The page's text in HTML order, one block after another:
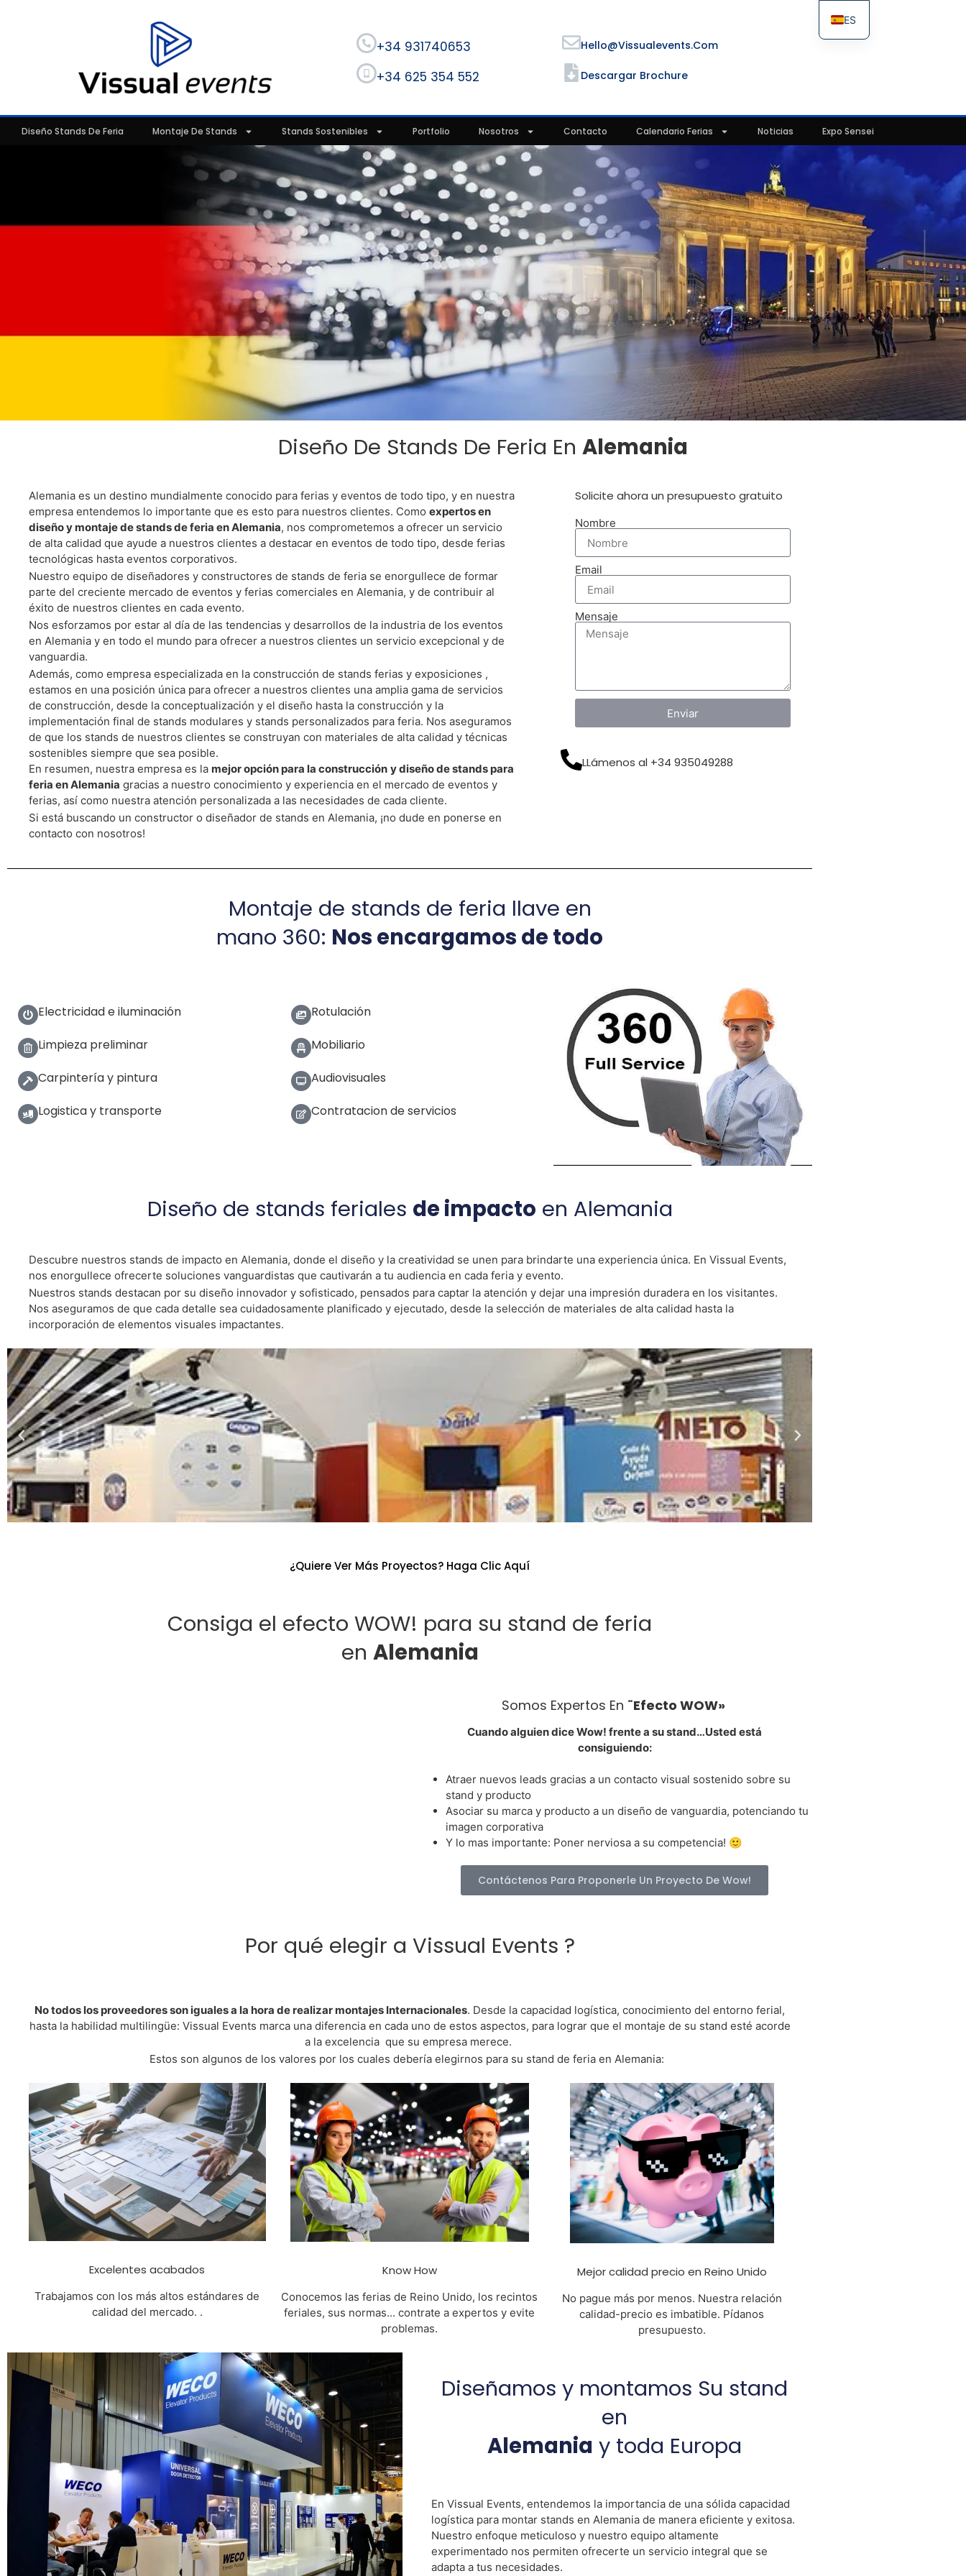
+34 931740653 Hello@vissualevents.com
+34 625 354 552 Descargar Brochure
Diseño Stands De Feria Montaje De Stands Stands Sostenibles Portfolio Nosotros Contacto Calendario Ferias Noticias Expo Sensei
Tiene Una Feria En
Alemania?
Conozca Al Mejor Montador De Stands En
Alemania Para Su Empresa
Cotiza Tu Stand De Forma Gratuita Ahora
Diseño De Stands De Feria En Alemania
Alemania es un destino mundialmente conocido para ferias y eventos de todo tipo, y en nuestra
empresa entendemos lo importante que es esto para nuestros clientes. Como expertos en
diseño y montaje de stands de feria en Alemania, nos comprometemos a ofrecer un servicio
de alta calidad que ayude a nuestros clientes a destacar en eventos de todo tipo, desde ferias
tecnológicas hasta eventos corporativos.
Nuestro equipo de diseñadores y constructores de stands de feria se enorgullece de formar
parte del creciente mercado de eventos y ferias comerciales en Alemania, y de contribuir al
éxito de nuestros clientes en cada evento.
Nos esforzamos por estar al día de las tendencias y desarrollos de la industria de los eventos
en Alemania y en todo el mundo para ofrecer a nuestros clientes un servicio excepcional y de
vanguardia.
Además, como empresa especializada en la construcción de stands ferias y exposiciones ,
estamos en una posición única para ofrecer a nuestros clientes una amplia gama de servicios
de construcción, desde la conceptualización y el diseño hasta la construcción y la
implementación final de stands modulares y stands personalizados para feria. Nos aseguramos
de que los stands de nuestros clientes se construyan con materiales de alta calidad y técnicas
sostenibles siempre que sea posible.
En resumen, nuestra empresa es la mejor opción para la construcción y diseño de stands para
feria en Alemania gracias a nuestro conocimiento y experiencia en el mercado de eventos y
ferias, así como nuestra atención personalizada a las necesidades de cada cliente.
Si está buscando un constructor o diseñador de stands en Alemania, ¡no dude en ponerse en
contacto con nosotros!
Solicite ahora un presupuesto gratuito
Nombre
Email
Mensaje
Enviar
LLámenos al +34 935049288
Montaje de stands de feria llave en
mano 360: Nos encargamos de todo
Electricidad e iluminación
Limpieza preliminar
Carpintería y pintura
Logistica y transporte
Rotulación
Mobiliario
Audiovisuales
Contratacion de servicios
Diseño de stands feriales de impacto en Alemania
Descubre nuestros stands de impacto en Alemania, donde el diseño y la creatividad se unen para brindarte una experiencia única. En Vissual Events,
nos enorgullece ofrecerte soluciones vanguardistas que cautivarán a tu audiencia en cada feria y evento.
Nuestros stands destacan por su diseño innovador y sofisticado, pensados para captar la atención y dejar una impresión duradera en los visitantes.
Nos aseguramos de que cada detalle sea cuidadosamente planificado y ejecutado, desde la selección de materiales de alta calidad hasta la
incorporación de elementos visuales impactantes.
¿Quiere Ver Más Proyectos? Haga Clic Aquí
Consiga el efecto WOW! para su stand de feria
en Alemania
Somos Expertos En ¨efecto WOW»
Cuando alguien dice Wow! frente a su stand…Usted está
consiguiendo:
Atraer nuevos leads gracias a un contacto visual sostenido sobre su
stand y producto
Asociar su marca y producto a un diseño de vanguardia, potenciando tu
imagen corporativa
Y lo mas importante: Poner nerviosa a su competencia! 🙂
Contáctenos Para Proponerle Un Proyecto De Wow!
Por qué elegir a Vissual Events ?
No todos los proveedores son iguales a la hora de realizar montajes Internacionales. Desde la capacidad logística, conocimiento del entorno ferial,
hasta la habilidad multilingüe: Vissual Events marca una diferencia en cada uno de estos aspectos, para lograr que el montaje de su stand esté acorde
a la excelencia que su empresa merece.
Estos son algunos de los valores por los cuales debería elegirnos para su stand de feria en Alemania:
Excelentes acabados
Trabajamos con los más altos estándares de
calidad del mercado. .
Know How
Conocemos las ferias de Reino Unido, los recintos
feriales, sus normas... contrate a expertos y evite
problemas.
Mejor calidad precio en Reino Unido
No pague más por menos. Nuestra relación
calidad-precio es imbatible. Pídanos
presupuesto.
Diseñamos y montamos Su stand
en
Alemania y toda Europa
En Vissual Events, entendemos la importancia de una sólida capacidad
logística para montar stands en Alemania de manera eficiente y exitosa.
Nuestro enfoque meticuloso y nuestro equipo altamente
experimentado nos permiten ofrecerte un servicio integral que se
adapta a tus necesidades.
ES
FR